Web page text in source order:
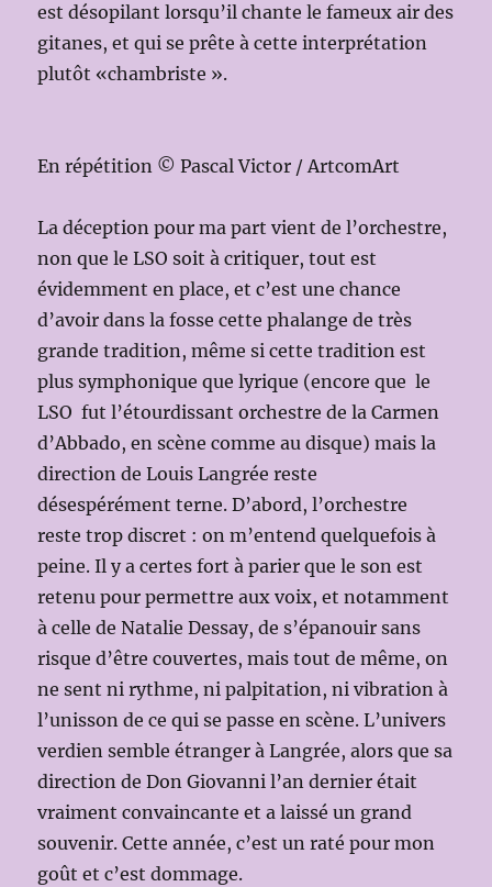
est désopilant lorsqu’il chante le fameux air des
gitanes, et qui se prête à cette interprétation
plutôt «chambriste ».
En répétition © Pascal Victor / ArtcomArt
La déception pour ma part vient de l’orchestre,
non que le LSO soit à critiquer, tout est
évidemment en place, et c’est une chance
d’avoir dans la fosse cette phalange de très
grande tradition, même si cette tradition est
plus symphonique que lyrique (encore que le
LSO fut l’étourdissant orchestre de la Carmen
d’Abbado, en scène comme au disque) mais la
direction de Louis Langrée reste
désespérément terne. D’abord, l’orchestre
reste trop discret : on m’entend quelquefois à
peine. Il y a certes fort à parier que le son est
retenu pour permettre aux voix, et notamment
à celle de Natalie Dessay, de s’épanouir sans
risque d’être couvertes, mais tout de même, on
ne sent ni rythme, ni palpitation, ni vibration à
l’unisson de ce qui se passe en scène. L’univers
verdien semble étranger à Langrée, alors que sa
direction de Don Giovanni l’an dernier était
vraiment convaincante et a laissé un grand
souvenir. Cette année, c’est un raté pour mon
goût et c’est dommage.